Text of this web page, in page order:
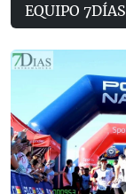
EQUIPO 7DÍAS